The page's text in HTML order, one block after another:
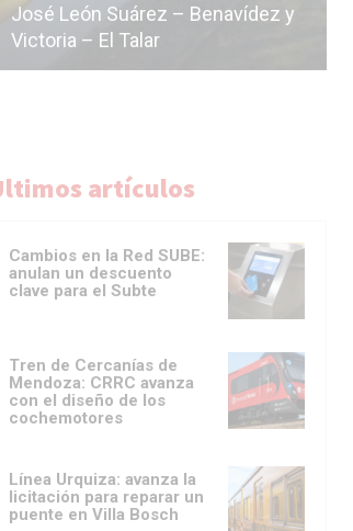
José León Suárez – Benavídez y
Victoria – El Talar
artículos
Cambios en la Red SUBE:
anulan un descuento
clave para el Subte
Tren de Cercanías de
Mendoza: CRRC avanza
con el diseño de los
cochemotores
Línea Urquiza: avanza la
licitación para reparar un
puente en Villa Bosch